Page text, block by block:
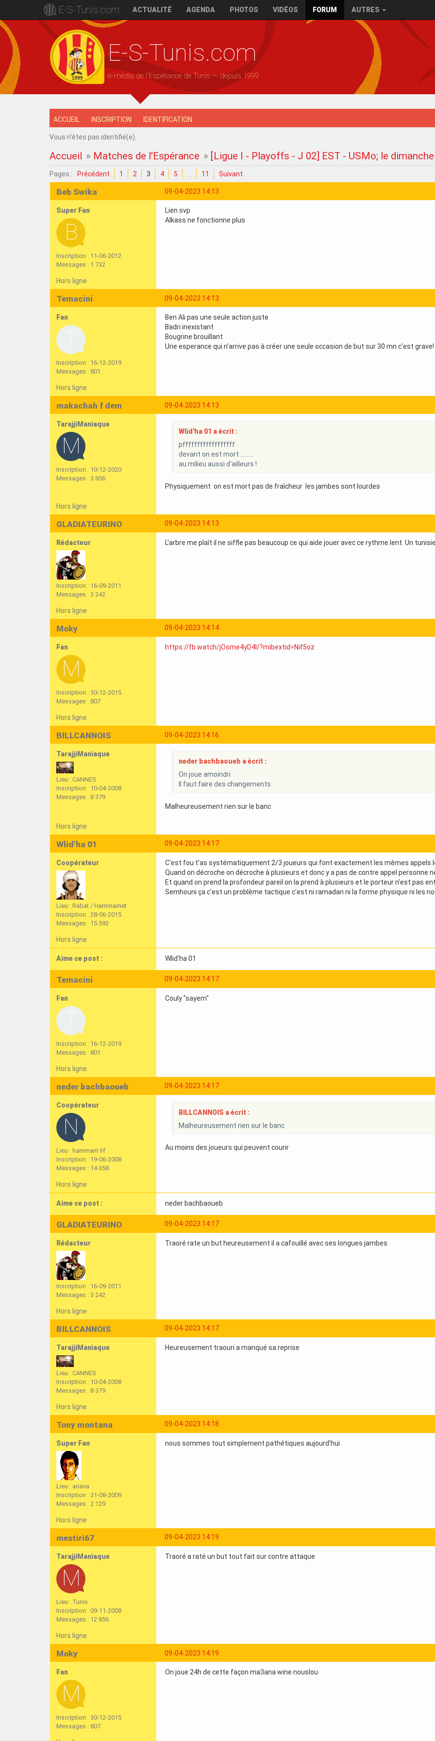
E-S-Tunis.com ACTUALITÉ AGENDA PHOTOS VIDÉOS FORUM AUTRES
E-S-Tunis.com
e-média de l'Espérance de Tunis — depuis 1999
ACCUEIL INSCRIPTION IDENTIFICATION
Vous n'êtes pas identifié(e).
Accueil » Matches de l'Espérance » [Ligue I - Playoffs - J 02] EST - USMo; le
Pages : Précédent 1 2 3 4 5 11 Suivant
09-04-2023 14:13
Beb Swika
Super Fan
Inscription : 11-06-2012
Messages : 1 732
Lien svp
Alkass ne fonctionne plus
Hors ligne
09-04-2023 14:13
Temacini
Fan
Inscription : 16-12-2019
Messages : 801
Ben Ali pas une seule action juste
Badri inexistant
Bougrine brouillant
Une esperance qui n'arrive pas à créer une seule occasion de but sur 30 mn c'est grave!
Hors ligne
09-04-2023 14:13
makachah f dem
TarajjiManiaque
Inscription : 10-12-2020
Messages : 3 856
Wlid'ha 01 a écrit :
pffffffffffffffffff
devant on est mort .........
au milieu aussi d'ailleurs !
Physiquement on est mort pas de fraîcheur les jambes sont lourdes
Hors ligne
09-04-2023 14:13
GLADIATEURINO
Rédacteur
Inscription : 16-09-2011
Messages : 3 242
L'arbre me plaît il ne siffle pas beaucoup ce qui aide jouer avec ce rythme lent. Un
Hors ligne
09-04-2023 14:14
Moky
Fan
Inscription : 30-12-2015
Messages : 807
https://fb.watch/jOsme4yD4I/?mibextid=Nif5oz
Hors ligne
09-04-2023 14:16
BILLCANNOIS
TarajjiManiaque
Lieu : CANNES
Inscription : 10-04-2008
Messages : 8 379
neder bachbaoueb a écrit :
On joue amoindri
Il faut faire des changements
Malheureusement rien sur le banc
Hors ligne
09-04-2023 14:17
Wlid'ha 01
Coopérateur
Lieu : Rabat / Hammamet
Inscription : 28-06-2015
Messages : 15 592
C'est fou t'as systématiquement 2/3 joueurs qui font exactement les mêmes appels
Quand on décroche on décroche à plusieurs et donc y a pas de contre appel personne
Et quand on prend la profondeur pareil on la prend à plusieurs et le porteur n'est pas
Semhouni ça c'est un problème tactique c'est ni ramadan ni la forme physique ni les
Hors ligne
Aime ce post : Wlid'ha 01
09-04-2023 14:17
Temacini
Fan
Inscription : 16-12-2019
Messages : 801
Couly "sayem"
Hors ligne
09-04-2023 14:17
neder bachbaoueb
Coopérateur
Lieu : hammam lif
Inscription : 19-06-2008
Messages : 14 058
BILLCANNOIS a écrit :
Malheureusement rien sur le banc
Au moins des joueurs qui peuvent courir
Hors ligne
Aime ce post : neder bachbaoueb
09-04-2023 14:17
GLADIATEURINO
Rédacteur
Inscription : 16-09-2011
Messages : 3 242
Traoré rate un but heureusement il a cafouillé avec ses longues jambes
Hors ligne
09-04-2023 14:17
BILLCANNOIS
TarajjiManiaque
Lieu : CANNES
Inscription : 10-04-2008
Messages : 8 379
Heureusement traouri a manqué sa reprise
Hors ligne
09-04-2023 14:18
Tony montana
Super Fan
Lieu : ariana
Inscription : 31-08-2009
Messages : 2 129
nous sommes tout simplement pathétiques aujourd'hui
Hors ligne
09-04-2023 14:19
mestiri67
TarajjiManiaque
Lieu : Tunis
Inscription : 09-11-2008
Messages : 12 856
Traoré a raté un but tout fait sur contre attaque
Hors ligne
09-04-2023 14:19
Moky
Fan
Inscription : 30-12-2015
Messages : 807
On joue 24h de cette façon ma3ana wine nouslou